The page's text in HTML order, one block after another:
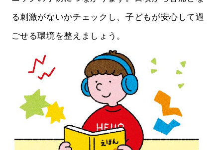
る刺激がないかチェックし、子どもが安心して過
ごせる環境を整えましょう。